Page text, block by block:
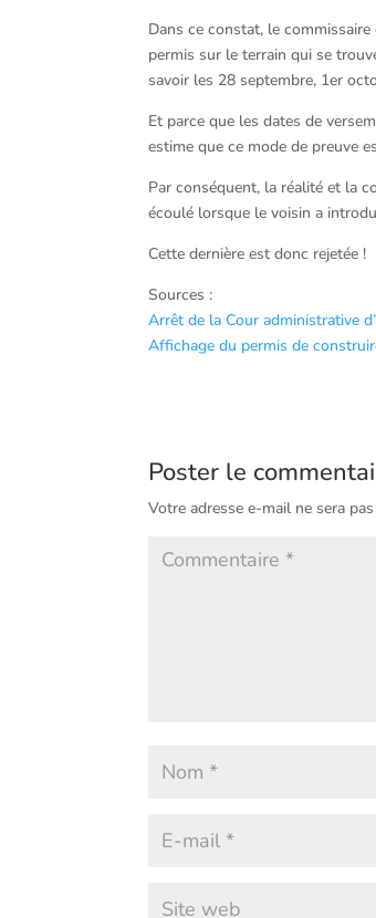
Dans ce constat, le
permis sur le terrain qui se
savoir les 28 septembre, 1er
Et parce que les dates de
estime que ce mode de preuve
Par conséquent, la réalité et la
écoulé lorsque le voisin a
Cette dernière est donc rejetée !
Sources :
Arrêt de la Cour administrative
Affichage du permis de
Poster le
Votre adresse e-mail ne sera